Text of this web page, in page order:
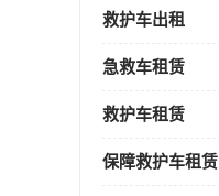
救护车出租
急救车租赁
救护车租赁
保障救护车租赁